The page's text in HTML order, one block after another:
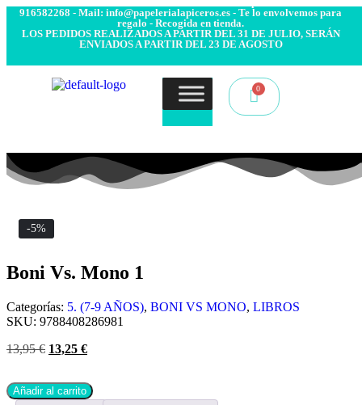
916582268 - Mail: info@papelerialapiceros.es - Te lo envolvemos para
regalo - Recogida en tienda.
LOS PEDIDOS REALIZADOS A PARTIR DEL 31 DE JULIO, SERÁN
ENVIADOS A PARTIR DEL 23 DE AGOSTO
-5%
Boni Vs. Mono 1
Categorías: 5. (7-9 AÑOS), BONI VS MONO, LIBROS
SKU: 9788408286981
13,95€ 13,25 €
Añadir al carrito